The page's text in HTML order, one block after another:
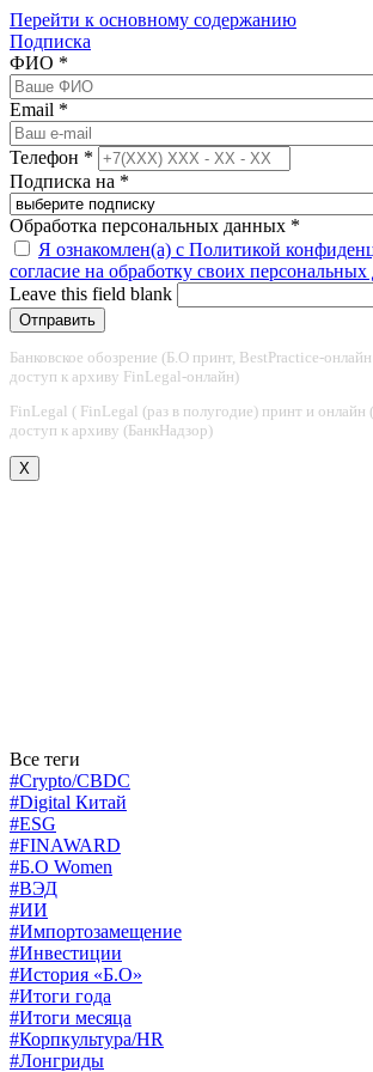
Перейти к основному содержанию
Подписка
ФИО *
Email *
Телефон *
Подписка на *
Обработка персональных данных *
Я ознакомлен(а) с Политикой
согласие на обработку своих
Leave this field blank
Банковское обозрение (Б.О принт, BestPractice-
доступ к архиву FinLegal-онлайн)
FinLegal ( FinLegal (раз в полугодие) принт и онлайн
доступ к архиву (БанкНадзор)
X
Все теги
#Crypto/CBDC
#Digital Китай
#ESG
#FINAWARD
#Б.О Women
#ВЭД
#ИИ
#Импортозамещение
#Инвестиции
#История «Б.О»
#Итоги года
#Итоги месяца
#Корпкультура/HR
#Лонгриды